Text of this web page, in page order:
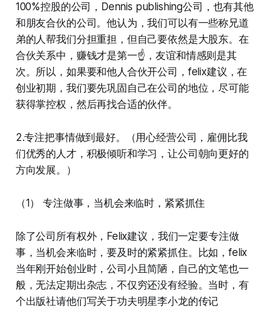
100%控股的公司，Dennis publishing公司，也有其他
和朋友合伙的公司。他认为，我们可以有一些称兄道
弟的人帮我们分担重担，但自己要依然是大股东。在
合伙关系中，赚钱才是第一☝️，友谊和情感则是其
次。所以，如果要和他人合伙开公司，felix建议，在
创业初期，我们要先巩固自己在公司的地位，尽可能
获得掌控权，然后再找合适的伙伴。
2.专注把事情做到最好。（用心经营公司，雇佣比我
们优秀的人才，积极倾听和学习，让公司朝向更好的
方向发展。）
（1） 专注做事，当机会来临时，紧紧抓住
除了公司所有权外，Felix建议，我们一定要专注做
事，当机会来临时，要及时的紧紧抓住。比如，felix
当年刚开始创业时，公司小且简陋，自己的文笔也一
般，无法定期出杂志，不仅穷还没有经验。当时，有
个出版社请他们写关于功夫明星李小龙的传记